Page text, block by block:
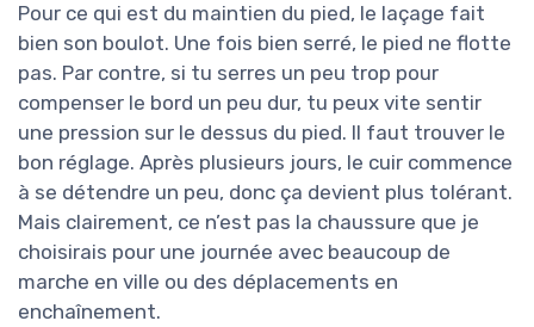
Pour ce qui est du maintien du pied, le laçage fait
bien son boulot. Une fois bien serré, le pied ne flotte
pas. Par contre, si tu serres un peu trop pour
compenser le bord un peu dur, tu peux vite sentir
une pression sur le dessus du pied. Il faut trouver le
bon réglage. Après plusieurs jours, le cuir commence
à se détendre un peu, donc ça devient plus tolérant.
Mais clairement, ce n’est pas la chaussure que je
choisirais pour une journée avec beaucoup de
marche en ville ou des déplacements en
enchaînement.